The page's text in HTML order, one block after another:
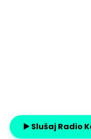
▶️ Slušaj Radio